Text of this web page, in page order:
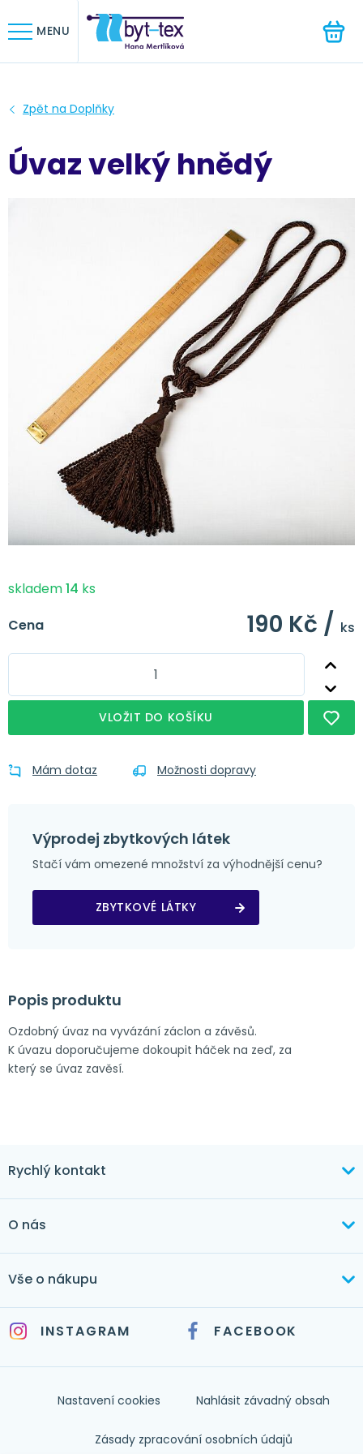
MENU
Úvaz velký hnědý
skladem14 ks
Cena
190 Kč / ks
VLOŽIT DO KOŠÍKU
Mám dotaz Možnosti dopravy
Výprodej zbytkových látek
Stačí vám omezené množství za výhodnější cenu?
ZBYTKOVÉ LÁTKY
Popis produktu
Ozdobný úvaz na vyvázání záclon a závěsů.
K úvazu doporučujeme dokoupit háček na zeď, za
který se úvaz zavěsí.
Rychlý kontakt
info@byt-tex.cz
O nás
Služby
Vše o nákupu
INSTAGRAM FACEBOOK
Nastavení cookies Nahlásit závadný obsah
Zásady zpracování osobních údajů